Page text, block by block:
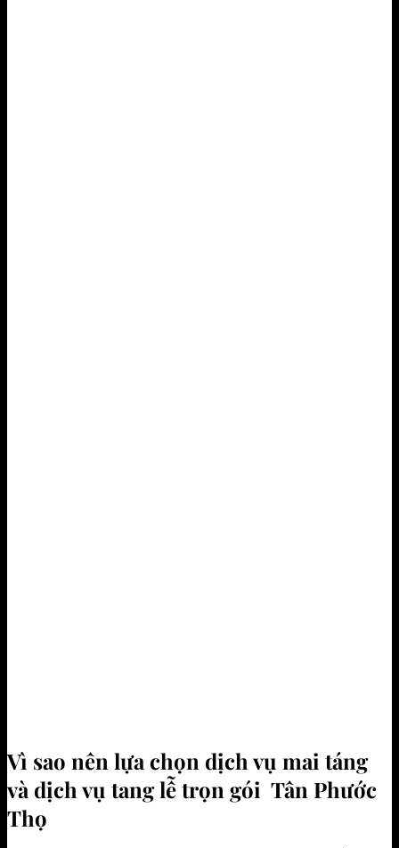
Vì sao nên lựa chọn dịch vụ mai táng
và dịch vụ tang lễ trọn gói Tân Phước
Thọ